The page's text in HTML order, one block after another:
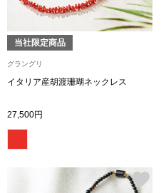
当社限定商品
グラングリ
イタリア産胡渡珊瑚ネックレス
27,500円